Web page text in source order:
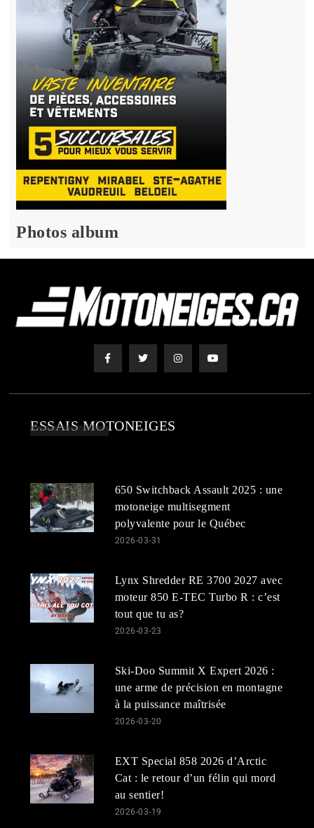
Photos album
ESSAIS MOTONEIGES
650 Switchback Assault 2025 : une
motoneige multisegment
polyvalente pour le Québec
2026-03-31
Lynx Shredder RE 3700 2027 avec
moteur 850 E-TEC Turbo R : c’est
tout que tu as?
2026-03-23
Ski-Doo Summit X Expert 2026 :
une arme de précision en montagne
à la puissance maîtrisée
2026-03-20
EXT Special 858 2026 d’Arctic
Cat : le retour d’un félin qui mord
au sentier!
2026-03-19